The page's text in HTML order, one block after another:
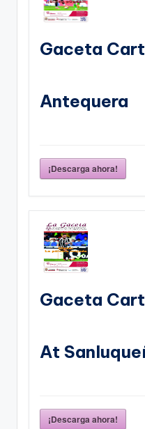
Gaceta
Antequera
¡Descarga ahora!
Gaceta
At
¡Descarga ahora!